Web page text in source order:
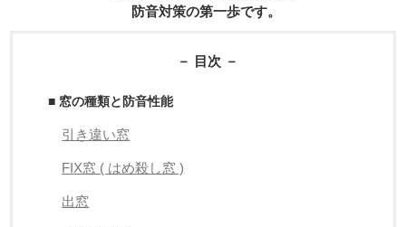
防音対策の第一歩です。
－ 目次 －
■ 窓の種類と防音性能
引き違い窓
FIX窓 ( はめ殺し窓 )
出窓